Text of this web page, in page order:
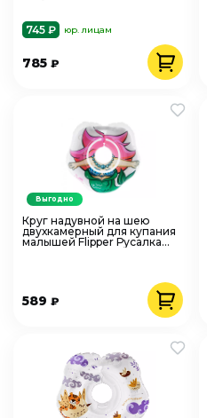
745 ₽ юр. лицам
785 ₽
Круг надувной на шею
двухкамерный для купания
малышей Flipper Русалка
589 ₽
Выгодно